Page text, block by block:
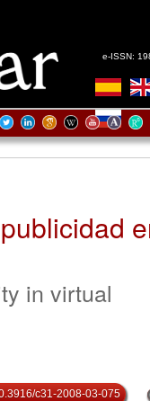
e-ISSN:
in virtual
c31-2008-03-075